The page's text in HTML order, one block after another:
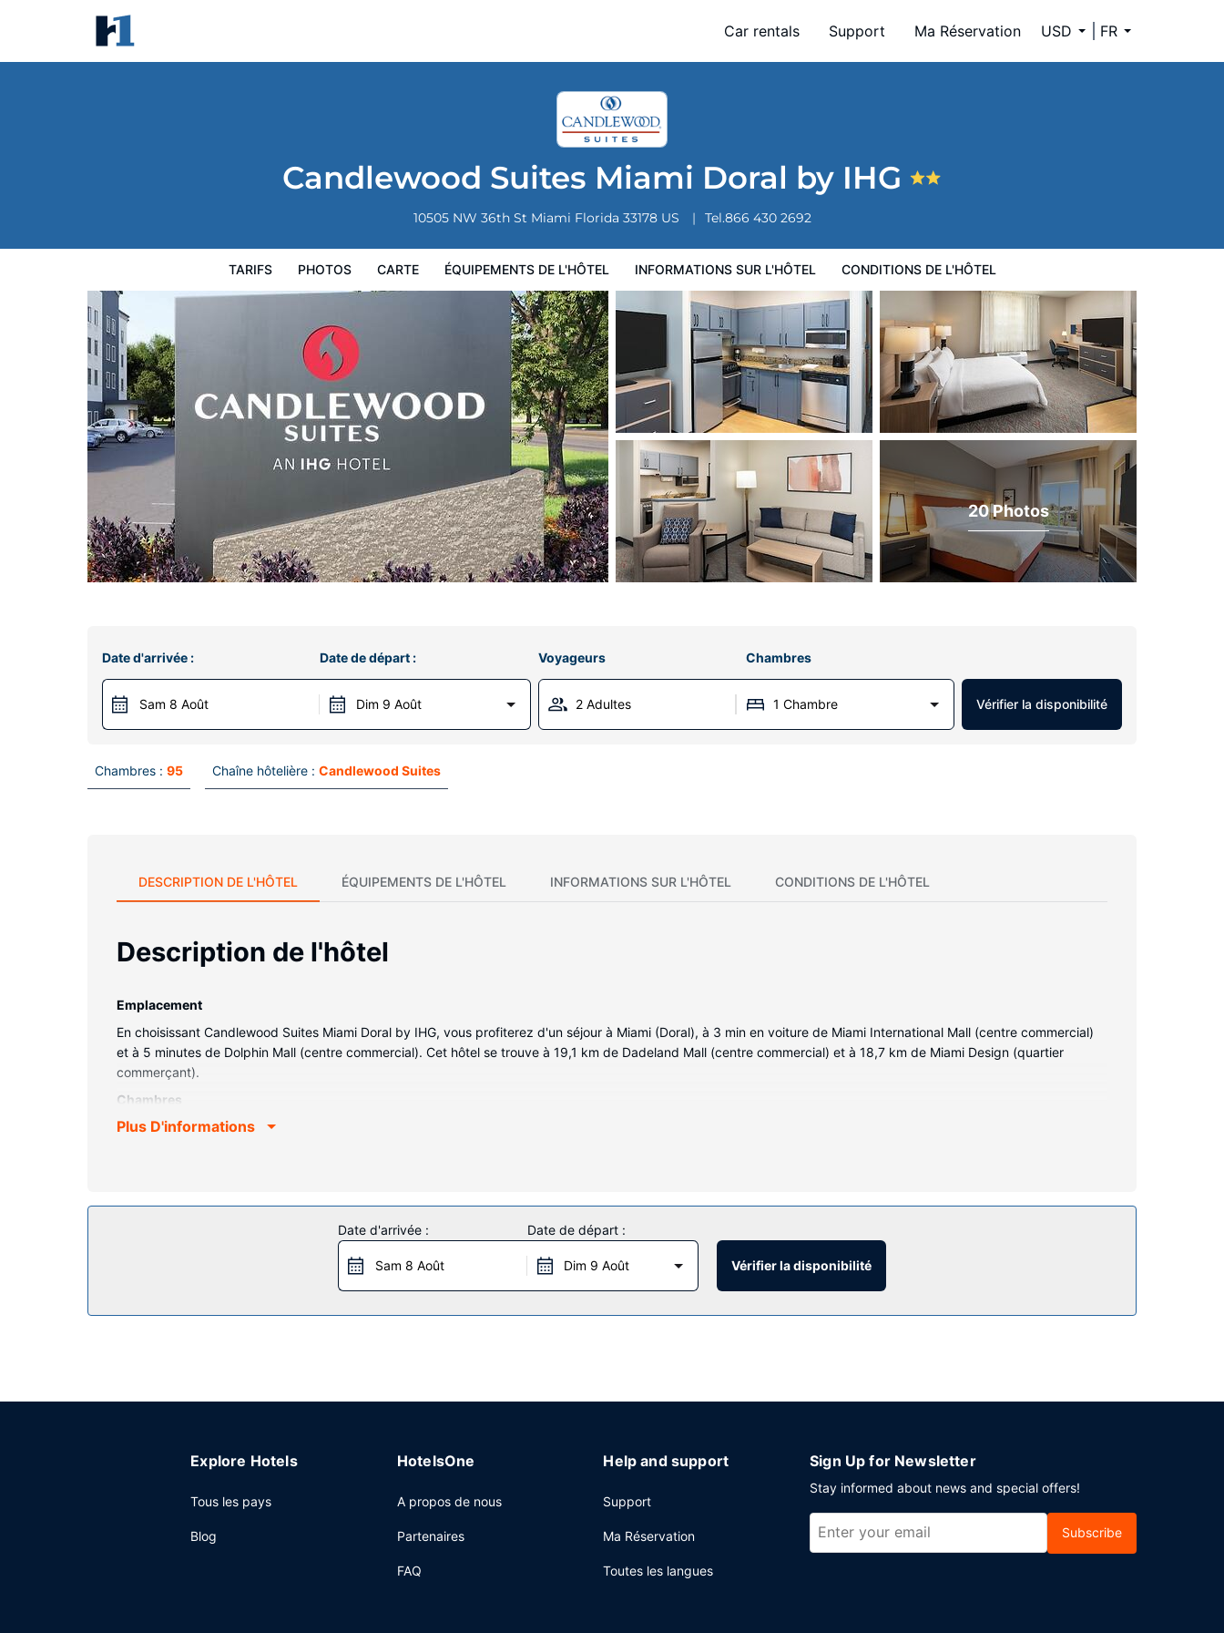
Car rentals Support Ma Réservation USD FR
Candlewood Suites Miami Doral by IHG
10505 NW 36th St Miami Florida 33178 US Tel.866 430 2692
TARIFS PHOTOS CARTE ÉQUIPEMENTS DE L'HÔTEL INFORMATIONS SUR L'HÔTEL CONDITIONS DE L'HÔTEL
Conditions de l'hôtel
20 Photos
Date d'arrivée :
Sam 8 Août
Date de départ :
Dim 9 Août
Voyageurs Chambres
2 Adultes 1 Chambre Vérifier la disponibilité
Chambres : 95 Chaîne hôtelière : Candlewood Suites
DESCRIPTION DE L'HÔTEL ÉQUIPEMENTS DE L'HÔTEL INFORMATIONS SUR L'HÔTEL CONDITIONS DE L'HÔTEL
Description de l'hôtel
Emplacement
En choisissant Candlewood Suites Miami Doral by IHG, vous profiterez d'un séjour à Miami (Doral), à 3 min en voiture de Miami International Mall (centre commercial)
et à 5 minutes de Dolphin Mall (centre commercial). Cet hôtel se trouve à 19,1 km de Dadeland Mall (centre commercial) et à 18,7 km de Miami Design (quartier
commerçant).
Chambres
Passez un séjour comme il se doit dans une des 95 chambres de l'hébergement et profitez des nombreux équipements à votre disposition, notamment une cuisine
N'hésitez pas à profiter des nombreuses infrastructures de loisirs à disposition et qui incluent notamment une piscine extérieure et un centre de fitness. Parmi les
services et équipements offerts par cet hôtel vous trouvez également l'accès Wi-Fi à Internet gratuit et des barbecues.
Pour combler tous vos petits creux, Candlewood Suites Miami Doral by IHG vous propose un snack bar/épicerie fine.
Plus D'informations
Date d'arrivée :
Sam 8 Août
Date de départ :
Dim 9 Août Vérifier la disponibilité
Explore Hotels
Tous les pays
Blog
HotelsOne
A propos de nous
Partenaires
FAQ
Help and support
Support
Ma Réservation
Toutes les langues
Sign Up for Newsletter
Stay informed about news and special offers!
Subscribe